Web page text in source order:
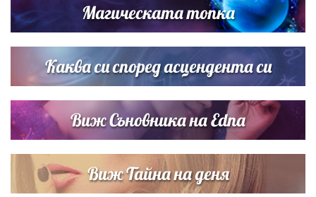
Дъщерята на Тодор Батков вдигна сватба, Стоичков и
Братя Аргирови я изненадаха с песен
Магическата топка
Каква си според асцендента си
Виж Съновника на Edna
Виж Тайна на деня